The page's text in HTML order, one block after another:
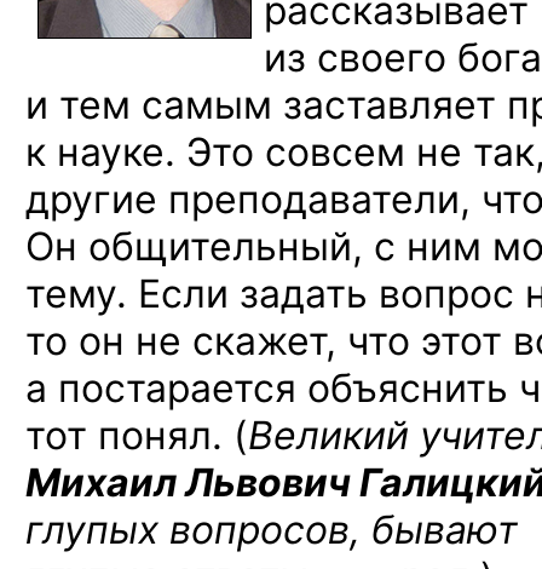
из своего
и тем самым заставляет
к науке. Это совсем не
другие преподаватели,
Он общительный, с ним
тему. Если задать вопрос
то он не скажет, что этот
а постарается объяснить
тот понял. (Великий
Михаил Львович
глупых вопросов, бывают